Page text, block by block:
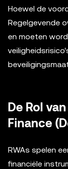
Hoewel de
Regelgevende
en moeten
De Rol
Finance
RWAs spelen
financiële